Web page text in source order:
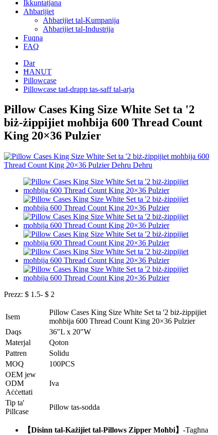
Ikkuntatjana
Aħbarijiet
Aħbarijiet tal-Kumpanija
Aħbarijiet tal-Industrija
Fuqna
FAQ
Dar
ĦANUT
Pillowcase
Pillowcase tad-drapp tas-saff tal-arja
Pillow Cases King Size White Set ta '2
biż-żippijiet moħbija 600 Thread Count
King 20×36 Pulzier
Prezz: $ 1.5- $ 2
Isem
Pillow Cases King Size White Set ta '2 biż-żippijiet
moħbija 600 Thread Count King 20×36 Pulzier
Daqs
36″L x 20″W
Materjal
Qoton
Pattren
Solidu
MOQ
100PCS
OEM jew
ODM
Aċċettati
Iva
Tip ta'
Pillcase
Pillow tas-sodda
【Disinn tal-Każijiet tal-Pillows Zipper Moħbi】 -Tagħna